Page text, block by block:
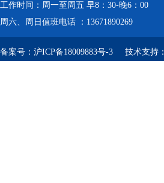
工作时间：周一至周五 早8：30-晚6：00
周六、周日值班电话 ：13671890269
备案号： 沪ICP备18009883号-3 技术支持：